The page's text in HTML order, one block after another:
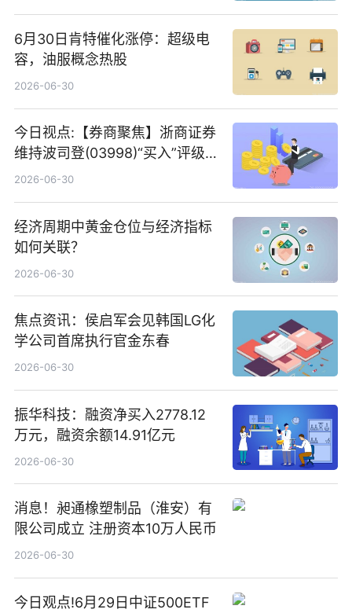
6月30日肯特催化涨停：超级电
容，油服概念热股
2026-06-30
今日视点:【券商聚焦】浙商证券
维持波司登(03998)“买入”评级
指其业绩高质量稳增长
2026-06-30
经济周期中黄金仓位与经济指标
如何关联？
2026-06-30
焦点资讯：侯启军会见韩国LG化
学公司首席执行官金东春
2026-06-30
振华科技：融资净买入2778.12
万元，融资余额14.91亿元
2026-06-30
消息！昶通橡塑制品（淮安）有
限公司成立 注册资本10万人民币
2026-06-30
今日观点!6月29日中证500ETF